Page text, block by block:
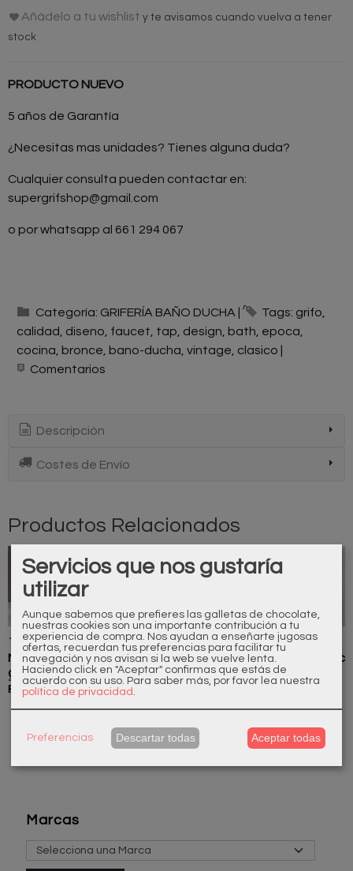
Marcas
Añádelo a tu wishlist y te avisamos cuando vuelva a tener
stock
PRODUCTO NUEVO
5 años de Garantía
¿Necesitas mas unidades? Tienes alguna duda?
Cualquier consulta pueden contactar en:
supergrifshop@gmail.com
o por whatsapp al 661 294 067
Categoría: GRIFERÍA BAÑO DUCHA Tags: grifo
calidad
diseno faucet tap design bath epoca
cocina
bronce bano-ducha vintage clasico
Comentarios
Descripción
Costes de Envío
Productos Relacionados
121606310
Monoblock
Cocina
Época
229,90 €
Agotado
121106110
Monoblock
Lavabo
Época
193,60 €
121606110
Monoblock
Cocina
Época...
193,60 €
500550110
Mando Época
Fría
42,00 €
Servicios que nos gustaría
utilizar
Aunque sabemos que prefieres las galletas de chocolate,
nuestras cookies son una importante contribución a tu
experiencia de compra. Nos ayudan a enseñarte jugosas
ofertas, recuerdan tus preferencias para facilitar tu
navegación y nos avisan si la web se vuelve lenta.
Haciendo click en "Aceptar" confirmas que estás de
acuerdo con su uso. Para saber más, por favor lea nuestra
política de privacidad
Preferencias Descartar todas Aceptar todas